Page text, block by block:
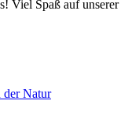
Viel Spaß auf unserer
der Natur